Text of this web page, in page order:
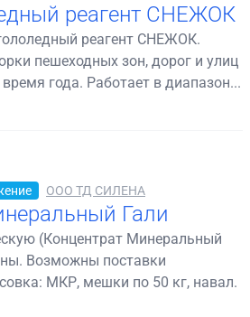
реагент СНЕЖОК
реагент СНЕЖОК.
пешеходных зон, дорог и улиц
года. Работает в диапазон...
ООО ТД СИЛЕНА
Гали
(Концентрат Минеральный
Возможны поставки
МКР, мешки по 50 кг, навал.